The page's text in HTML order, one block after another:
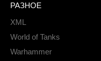
РАЗНОЕ
XML
World of Tanks
Warhammer